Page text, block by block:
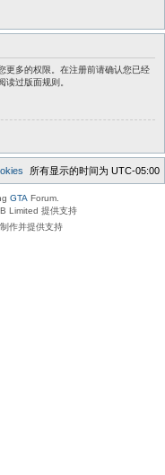
更多的权限。在注册前请确认您已经
过版面规则。
所有显示的时间为 UTC-05:00
GTA Forum.
Limited 提供支持
制作并提供支持